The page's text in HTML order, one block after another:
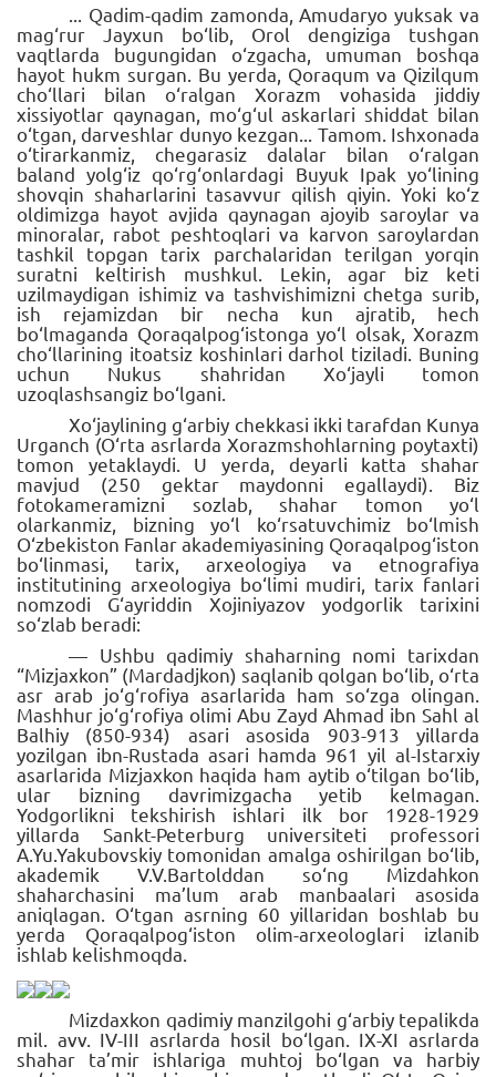
... Qadim-qadim zamonda, Amudaryo yuksak va
mag‘rur Jayxun bo‘lib, Orol dengiziga tushgan
vaqtlarda bugungidan o‘zgacha, umuman boshqa
hayot hukm surgan. Bu yerda, Qoraqum va Qizilqum
cho‘llari bilan o‘ralgan Xorazm vohasida jiddiy
xissiyotlar qaynagan, mo‘g‘ul askarlari shiddat bilan
o‘tgan, darveshlar dunyo kezgan... Tamom. Ishxonada
o‘tirarkanmiz, chegarasiz dalalar bilan o‘ralgan
baland yolg‘iz qo‘rg‘onlardagi Buyuk Ipak yo‘lining
shovqin shaharlarini tasavvur qilish qiyin. Yoki ko‘z
oldimizga hayot avjida qaynagan ajoyib saroylar va
minoralar, rabot peshtoqlari va karvon saroylardan
tashkil topgan tarix parchalaridan terilgan yorqin
suratni keltirish mushkul. Lekin, agar biz keti
uzilmaydigan ishimiz va tashvishimizni chetga surib,
ish rejamizdan bir necha kun ajratib, hech
bo‘lmaganda Qoraqalpog‘istonga yo‘l olsak, Xorazm
cho‘llarining itoatsiz koshinlari darhol tiziladi. Buning
uchun Nukus shahridan Xo‘jayli tomon
uzoqlashsangiz bo‘lgani.
Xo‘jaylining g‘arbiy chekkasi ikki tarafdan Kunya
Urganch (O‘rta asrlarda Xorazmshohlarning poytaxti)
tomon yetaklaydi. U yerda, deyarli katta shahar
mavjud (250 gektar maydonni egallaydi). Biz
fotokameramizni sozlab, shahar tomon yo‘l
olarkanmiz, bizning yo‘l ko‘rsatuvchimiz bo‘lmish
O‘zbekiston Fanlar akademiyasining Qoraqalpog‘iston
bo‘linmasi, tarix, arxeologiya va etnografiya
institutining arxeologiya bo‘limi mudiri, tarix fanlari
nomzodi G‘ayriddin Xojiniyazov yodgorlik tarixini
so‘zlab beradi:
— Ushbu qadimiy shaharning nomi tarixdan
“Mizjaxkon” (Mardadjkon) saqlanib qolgan bo‘lib, o‘rta
asr arab jo‘g‘rofiya asarlarida ham so‘zga olingan.
Mashhur jo‘g‘rofiya olimi Abu Zayd Ahmad ibn Sahl al
Balhiy (850-934) asari asosida 903-913 yillarda
yozilgan ibn-Rustada asari hamda 961 yil al-Istarxiy
asarlarida Mizjaxkon haqida ham aytib o‘tilgan bo‘lib,
ular bizning davrimizgacha yetib kelmagan.
Yodgorlikni tekshirish ishlari ilk bor 1928-1929
yillarda Sankt-Peterburg universiteti professori
A.Yu.Yakubovskiy tomonidan amalga oshirilgan bo‘lib,
akademik V.V.Bartolddan so‘ng Mizdahkon
shaharchasini ma’lum arab manbaalari asosida
aniqlagan. O‘tgan asrning 60 yillaridan boshlab bu
yerda Qoraqalpog‘iston olim-arxeologlari izlanib
ishlab kelishmoqda.
Mizdaxkon qadimiy manzilgohi g‘arbiy tepalikda
mil. avv. IV-III asrlarda hosil bo‘lgan. IX-XI asrlarda
shahar ta’mir ishlariga muhtoj bo‘lgan va harbiy